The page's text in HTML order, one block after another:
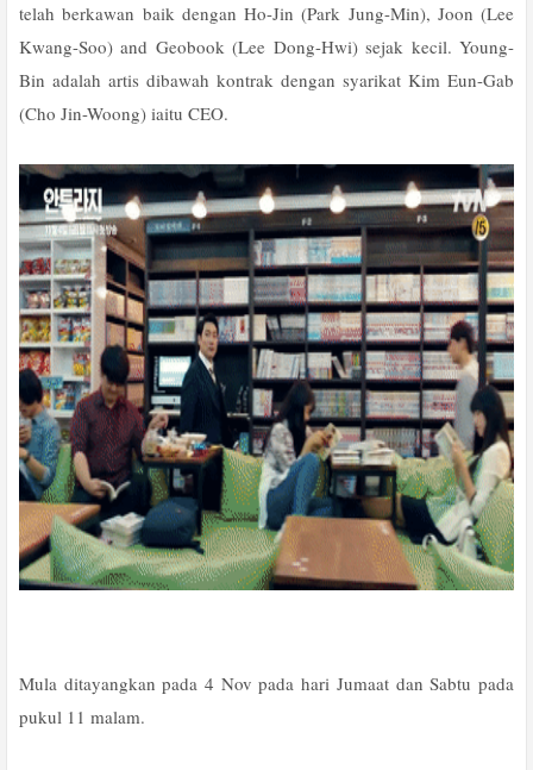
telah berkawan baik dengan Ho-Jin (Park Jung-Min), Joon (Lee
Kwang-Soo) and Geobook (Lee Dong-Hwi) sejak kecil. Young-
Bin adalah artis dibawah kontrak dengan syarikat Kim Eun-Gab
(Cho Jin-Woong) iaitu CEO.
Mula ditayangkan pada 4 Nov pada hari Jumaat dan Sabtu pada
pukul 11 malam.